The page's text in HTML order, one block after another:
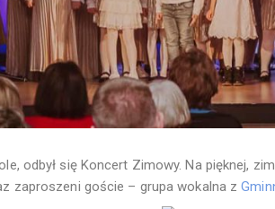
odbył się Koncert Zimowy. Na pięknej,
zaproszeni goście – grupa wokalna z